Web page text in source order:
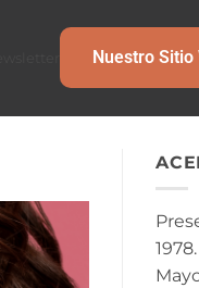
Nuestro Sitio
1978.